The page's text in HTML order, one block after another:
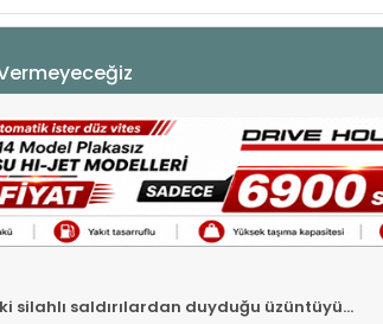
fenalaşarak hastaneye kaldırıldı
silahlı saldırılardan duyduğu üzüntüyü